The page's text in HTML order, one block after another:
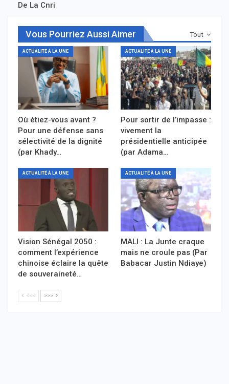
De La Cnri
Tout
Vous Pourriez Aussi Aimer
ACTUALITÉ À LA UNE
Où étiez-vous avant ?
Pour une défense sans
sélectivité de la dignité
(par Khady…
ACTUALITÉ À LA UNE
Pour sortir de l’impasse :
vivement la
présidentielle anticipée
(par Adama…
ACTUALITÉ À LA UNE
Vision Sénégal 2050 :
comment l’expérience
chinoise éclaire la quête
de souveraineté…
ACTUALITÉ À LA UNE
MALI : La Junte craque
mais ne croule pas (Par
Babacar Justin Ndiaye)
<<< >>>